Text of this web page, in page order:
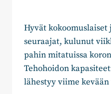
Hyvät kokoomuslaiset
seuraajat, kulunut
pahin mitatuissa
Tehohoidon
lähestyy viime